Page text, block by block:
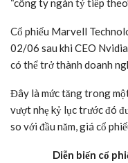
“công ty ngàn tỷ tiếp
Cổ phiếu Marvell
02/06 sau khi CEO
có thể trở thành doanh
Đây là mức tăng trong
vượt nhẹ kỷ lục trước đó
so với đầu năm, giá cổ
Diễn biến cổ